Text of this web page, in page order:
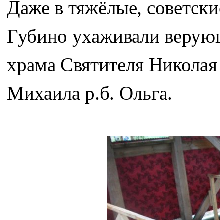
Даже в тяжёлые,
Губино ухаживали
храма Святителя
Михаила р.б. Ольга.